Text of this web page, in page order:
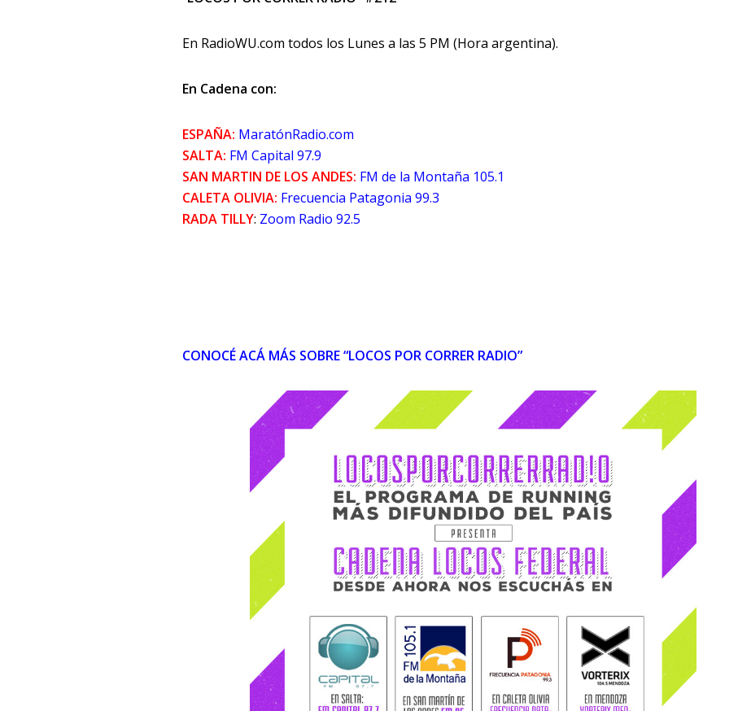
En RadioWU.com todos los Lunes a las 5 PM (Hora argentina).
En Cadena con:
ESPAÑA: MaratónRadio.com
SALTA: FM Capital 97.9
SAN MARTIN DE LOS ANDES: FM de la Montaña 105.1
CALETA OLIVIA: Frecuencia Patagonia 99.3
RADA TILLY: Zoom Radio 92.5
CONOCÉ ACÁ MÁS SOBRE “LOCOS POR CORRER RADIO”